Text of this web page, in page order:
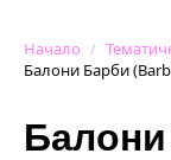
Начало
Балони Барби